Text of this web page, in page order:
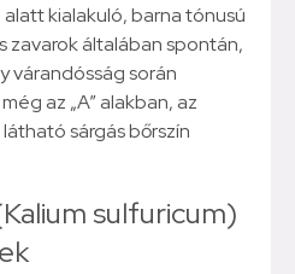
alatt kialakuló, barna tónusú
zavarok általában spontán,
várandósság során
az „A” alakban, az
sárgás bőrszín
sulfuricum)